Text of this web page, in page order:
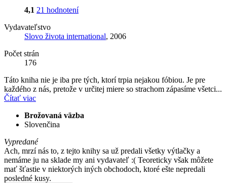
4,1 21 hodnotení
Vydavateľstvo
Slovo života international, 2006
Počet strán
176
Táto kniha nie je iba pre tých, ktorí trpia nejakou fóbiou. Je pre
každého z nás, pretože v určitej miere so strachom zápasíme všetci...
Čítať viac
Brožovaná väzba
Slovenčina
Vypredané
Ach, mrzí nás to, z tejto knihy sa už predali všetky výtlačky a
nemáme ju na sklade my ani vydavateľ :( Teoreticky však môžete
mať šťastie v niektorých iných obchodoch, ktoré ešte nepredali
posledné kusy.